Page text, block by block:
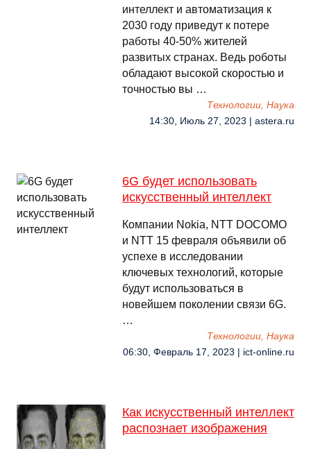
интеллект и автоматизация к
2030 году приведут к потере
работы 40-50% жителей
развитых странах. Ведь роботы
обладают высокой скоростью и
точностью вы …
Технологии, Наука
14:30, Июль 27, 2023 | astera.ru
6G будет использовать
искусственный интеллект
Компании Nokia, NTT DOCOMO
и NTT 15 февраля объявили об
успехе в исследовании
ключевых технологий, которые
будут использоваться в
новейшем поколении связи 6G.
…
Технологии, Наука
06:30, Февраль 17, 2023 | ict-online.ru
Как искусственный интеллект
распознает изображения